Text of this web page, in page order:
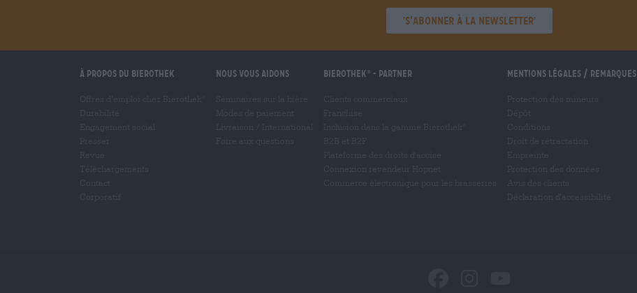
'S’abonner à la newsletter'
À propos du Bierothek Nous vous aidons Bierothek - Partner Mentions légales / Remarques